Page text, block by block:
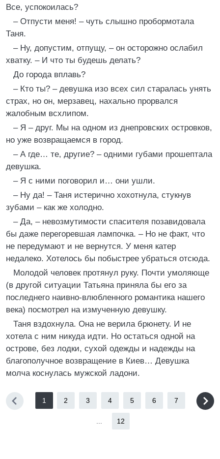
Все, успокоилась?
– Отпусти меня! – чуть слышно пробормотала
Таня.
– Ну, допустим, отпущу, – он осторожно ослабил
хватку. – И что ты будешь делать?
До города вплавь?
– Кто ты? – девушка изо всех сил старалась унять
страх, но он, мерзавец, нахально прорвался
жалобным всхлипом.
– Я – друг. Мы на одном из днепровских островков,
но уже возвращаемся в город.
– А где… те, другие? – одними губами прошептала
девушка.
– Я с ними поговорил и… они ушли.
– Ну да! – Таня истерично хохотнула, стукнув
зубами – как же холодно.
– Да, – невозмутимости спасителя позавидовала
бы даже перегоревшая лампочка. – Но не факт, что
не передумают и не вернутся. У меня катер
недалеко. Хотелось бы побыстрее убраться отсюда.
Молодой человек протянул руку. Почти умоляюще
(в другой ситуации Татьяна приняла бы его за
последнего наивно-влюбленного романтика нашего
века) посмотрел на измученную девушку.
Таня вздохнула. Она не верила брюнету. И не
хотела с ним никуда идти. Но остаться одной на
острове, без лодки, сухой одежды и надежды на
благополучное возвращение в Киев… Девушка
молча коснулась мужской ладони.
1 2 3 4 5 6 7
12